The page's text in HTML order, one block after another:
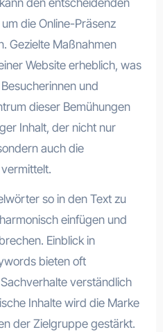
den entscheidenden
die Online-Präsenz
Gezielte Maßnahmen
Website erheblich, was
und
dieser Bemühungen
Inhalt, der nicht nur
auch die
so in den Text zu
einfügen und
Einblick in
bieten oft
verständlich
Inhalte wird die Marke
der Zielgruppe gestärkt.